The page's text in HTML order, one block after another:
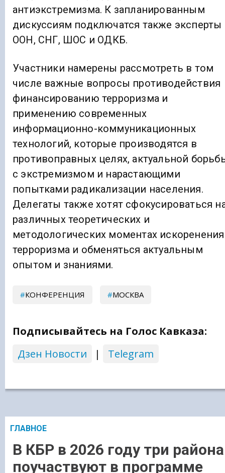
антиэкстремизма. К запланированным
дискуссиям подключатся также эксперты
ООН, СНГ, ШОС и ОДКБ.
Участники намерены рассмотреть в том
числе важные вопросы противодействия
финансированию терроризма и
применению современных
информационно-коммуникационных
технологий, которые производятся в
противоправных целях, актуальной
с экстремизмом и нарастающими
попытками радикализации населения.
Делегаты также хотят сфокусироваться
различных теоретических и
методологических моментах искоренения
терроризма и обменяться актуальным
опытом и знаниями.
КОНФЕРЕНЦИЯ МОСКВА
Подписывайтесь на Голос Кавказа:
Дзен Новости
| Telegram
ГЛАВНОЕ
В КБР в 2026 году три района
поучаствуют в программе